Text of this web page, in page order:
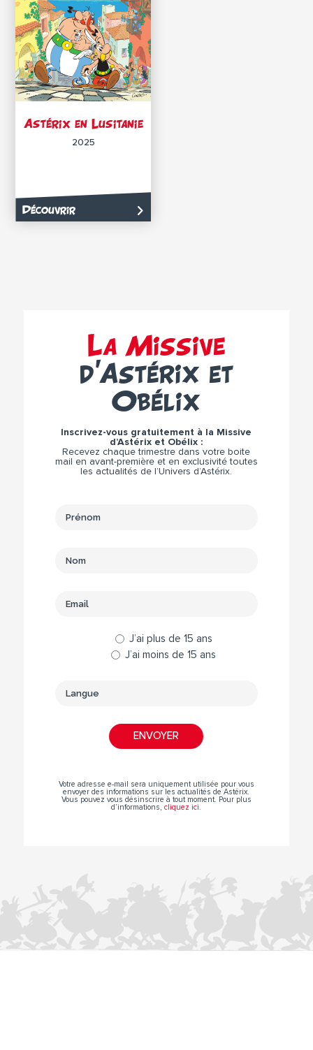
Astérix en Lusitanie
2025
Découvrir
La Missive
d’Astérix et
Obélix
Inscrivez-vous gratuitement à la Missive
d’Astérix et Obélix :
Recevez chaque trimestre dans votre boite
mail en avant-première et en exclusivité toutes
les actualités de l’Univers d’Astérix.
J’ai plus de 15 ans
J’ai moins de 15 ans
Votre adresse e-mail sera uniquement utilisée pour vous
envoyer des informations sur les actualités de Astérix.
Vous pouvez vous désinscrire à tout moment. Pour plus
d’informations,cliquez ici.